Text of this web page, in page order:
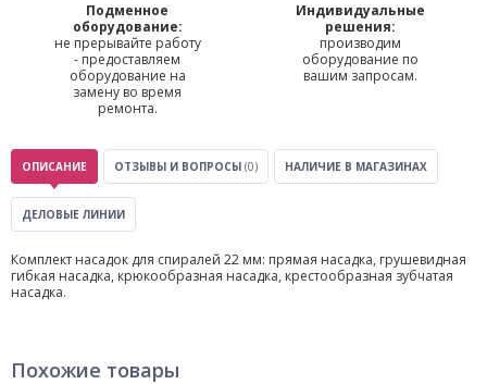
Подменное
оборудование:
не прерывайте работу
- предоставляем
оборудование на
замену во время
ремонта.
Индивидуальные
решения:
производим
оборудование по
вашим запросам.
ОПИСАНИЕ ОТЗЫВЫ И ВОПРОСЫ (0) НАЛИЧИЕ В МАГАЗИНАХ
ДЕЛОВЫЕ ЛИНИИ
Комплект насадок для спиралей 22 мм: прямая насадка, грушевидная
гибкая насадка, крюкообразная насадка, крестообразная зубчатая
насадка.
Похожие товары